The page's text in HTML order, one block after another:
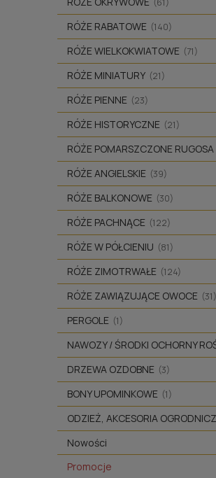
(61)
RÓŻE RABATOWE (140)
RÓŻE WIELKOKWIATOWE (71)
RÓŻE MINIATURY (21)
RÓŻE PIENNE (23)
RÓŻE HISTORYCZNE (21)
RÓŻE POMARSZCZONE RUGOSA
RÓŻE ANGIELSKIE (39)
RÓŻE BALKONOWE (30)
RÓŻE PACHNĄCE (122)
RÓŻE W PÓŁCIENIU (81)
RÓŻE ZIMOTRWAŁE (124)
RÓŻE ZAWIĄZUJĄCE OWOCE (31)
PERGOLE (1)
NAWOZY / ŚRODKI OCHORNY
DRZEWA OZDOBNE (3)
BONY UPOMINKOWE (1)
ODZIEŻ, AKCESORIA
Nowości
Promocje